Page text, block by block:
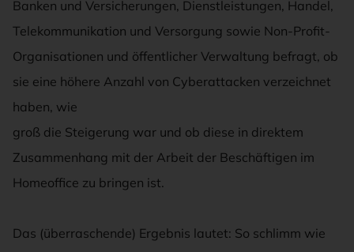
Banken und Versicherungen, Dienstleistungen, Handel,
Telekommunikation und Versorgung sowie Non-Profit-
Organisationen und öffentlicher Verwaltung befragt, ob
sie eine höhere Anzahl von Cyberattacken verzeichnet
haben, wie
groß die Steigerung war und ob diese in direktem
Zusammenhang mit der Arbeit der Beschäftigen im
Homeoffice zu bringen ist.
Das (überraschende) Ergebnis lautet: So schlimm wie